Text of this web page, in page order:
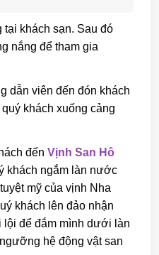
tại khách sạn. Sau đó
nắng để tham gia
dẫn viên đến đón khách
khách xuống cảng
đến Vịnh San Hô
khách ngắm làn nước
mỹ của vịnh Nha
khách lên đảo nhận
để đắm mình dưới làn
hệ động vật san